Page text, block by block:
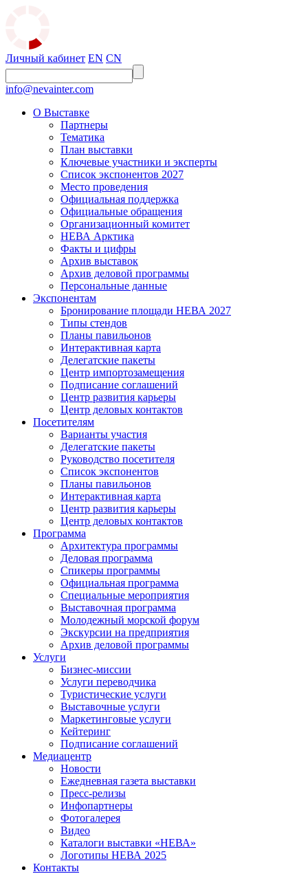
Личный кабинет EN CN
info@nevainter.com
О Выставке
Партнеры
Тематика
План выставки
Ключевые участники и эксперты
Список экспонентов 2027
Место проведения
Официальная поддержка
Официальные обращения
Организационный комитет
НЕВА Арктика
Факты и цифры
Архив выставок
Архив деловой программы
Персональные данные
Экспонентам
Бронирование площади НЕВА 2027
Типы стендов
Планы павильонов
Интерактивная карта
Делегатские пакеты
Центр импортозамещения
Подписание соглашений
Центр развития карьеры
Центр деловых контактов
Посетителям
Варианты участия
Делегатские пакеты
Руководство посетителя
Список экспонентов
Планы павильонов
Интерактивная карта
Центр развития карьеры
Центр деловых контактов
Программа
Архитектура программы
Деловая программа
Спикеры программы
Официальная программа
Специальные мероприятия
Выставочная программа
Молодежный морской форум
Экскурсии на предприятия
Архив деловой программы
Услуги
Бизнес-миссии
Услуги переводчика
Туристические услуги
Выставочные услуги
Маркетинговые услуги
Кейтеринг
Подписание соглашений
Медиацентр
Новости
Ежедневная газета выставки
Пресс-релизы
Инфопартнеры
Фотогалерея
Видео
Каталоги выставки «НЕВА»
Логотипы НЕВА 2025
Контакты